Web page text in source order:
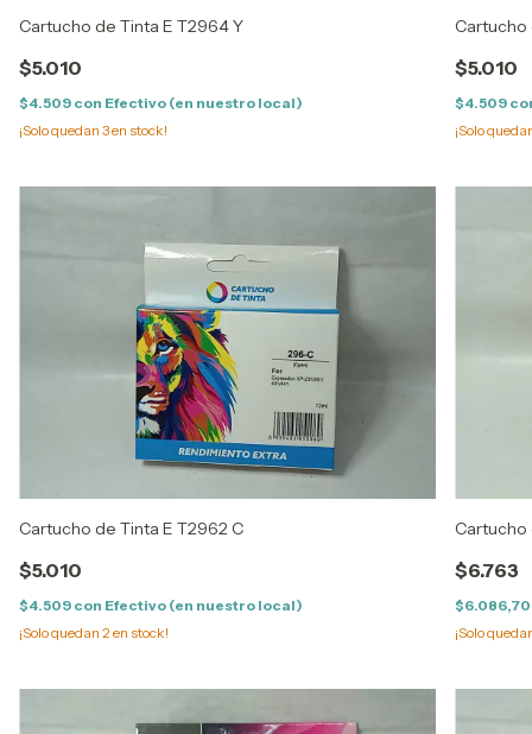
Cartucho de Tinta E T2964 Y
$5.010
$4.509 con Efectivo (en nuestro local)
¡Solo quedan 3en stock!
Cartucho
$5.010
$4.509
¡Solo
Cartucho de Tinta E T2962 C
$5.010
$4.509 con Efectivo (en nuestro local)
¡Solo quedan 2 en stock!
Cartucho
$6.763
$6.086,70
¡Solo